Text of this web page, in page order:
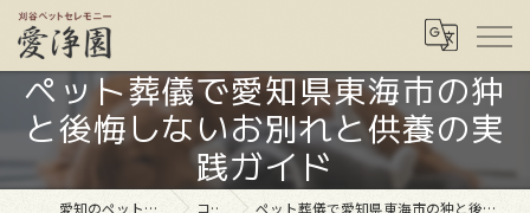
ペット葬儀で愛知県東海市の狆
と後悔しないお別れと供養の実
践ガイド
愛知のペット葬儀なら愛浄園 コラム ペット葬儀で愛知県東海市の狆と後悔しないお別れと供養の実践ガイド